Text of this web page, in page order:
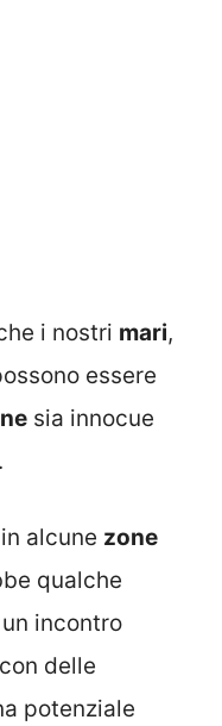
i nostri mari,
essere
sia innocue
alcune zone
qualche
incontro
delle
potenziale